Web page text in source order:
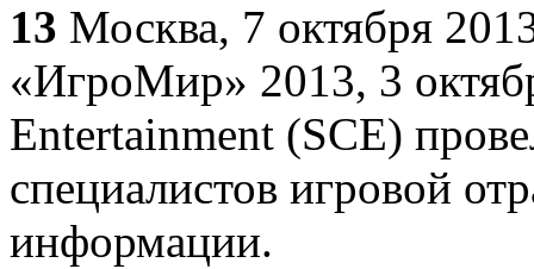
13 Москва, 7 октября
«ИгроМир» 2013, 3
Entertainment (SCE)
специалистов игровой
информации.